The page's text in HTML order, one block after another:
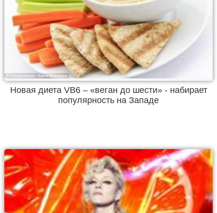
Новая диета VB6 – «веган до шести» - набирает
популярность на Западе